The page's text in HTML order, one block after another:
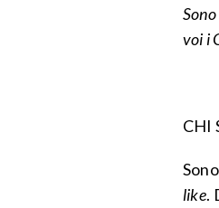
voi i
CHI
like.